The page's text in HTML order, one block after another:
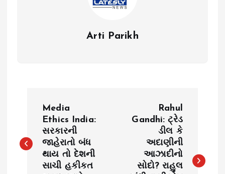
Arti Parikh
s
Media
Ethics India:
સરકારની
જાહેરાતો બંધ
થાય તો દેશની
સાચી હકીકત
Rahul
Gandhi: ટ્રેડ
ડીલ કે
અદાણીની
આઝાદીનો
સોદો? રાહુલ